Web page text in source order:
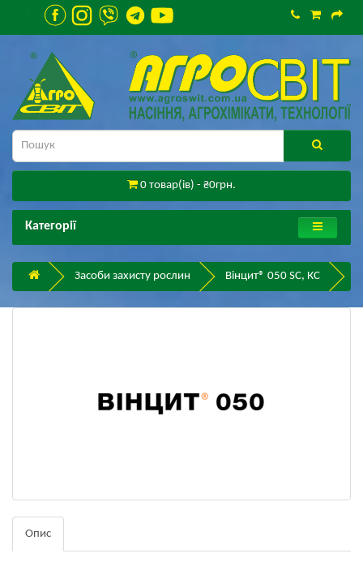
0 товар(ів) - ₴0грн.
Категорії
Засоби захисту рослин Вінцит® 050 SC, КС
Опис